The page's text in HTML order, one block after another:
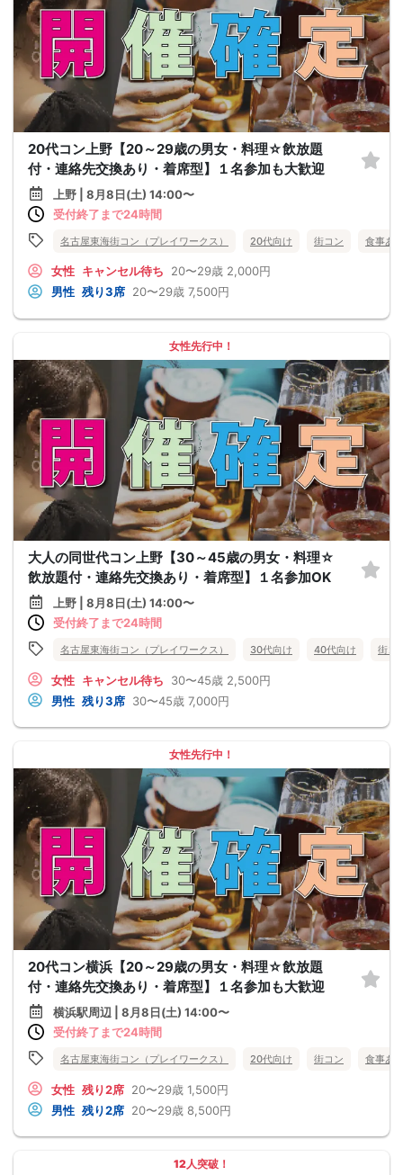
20代コン上野【20～29歳の男女・料理☆飲放題
付・連絡先交換あり・着席型】１名参加も大歓迎
上野 | 8月8日(土) 14:00〜
受付終了まで24時間
名古屋東海街コン（プレイワークス） 20代向け 街コン 食事あ
女性 キャンセル待ち 20〜29歳 2,000円
男性 残り3席 20〜29歳 7,500円
女性先行中！
大人の同世代コン上野【30～45歳の男女・料理☆
飲放題付・連絡先交換あり・着席型】１名参加OK
上野 | 8月8日(土) 14:00〜
受付終了まで24時間
名古屋東海街コン（プレイワークス） 30代向け 40代向け 街コ
女性 キャンセル待ち 30〜45歳 2,500円
男性 残り3席 30〜45歳 7,000円
女性先行中！
20代コン横浜【20～29歳の男女・料理☆飲放題
付・連絡先交換あり・着席型】１名参加も大歓迎
横浜駅周辺 | 8月8日(土) 14:00〜
受付終了まで24時間
名古屋東海街コン（プレイワークス） 20代向け 街コン 食事あ
女性 残り2席 20〜29歳 1,500円
男性 残り2席 20〜29歳 8,500円
12人突破！